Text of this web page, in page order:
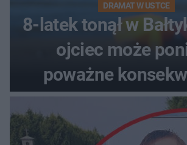
DRAMAT W USTCE
8-latek tonął w
ojciec może
poważne